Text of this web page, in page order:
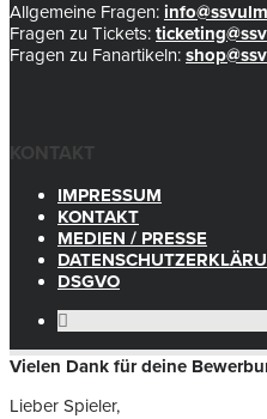
Allgemeine Fragen:
Fragen zu Tickets:
Fragen zu Fanartikeln:
KONTAKT
IMPRESSUM
KONTAKT
MEDIEN / PRESSE
DSGVO
Vielen Dank für deine
Lieber Spieler,